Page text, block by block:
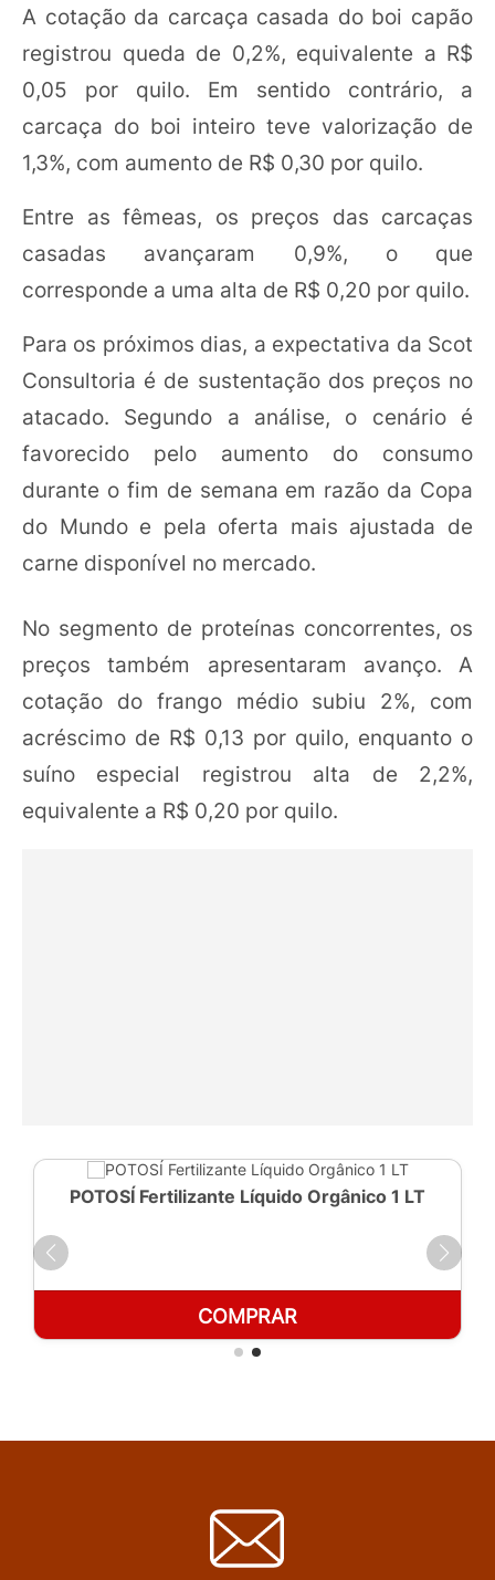
A cotação da carcaça casada do boi capão
registrou queda de 0,2%, equivalente a R$
0,05 por quilo. Em sentido contrário, a
carcaça do boi inteiro teve valorização de
1,3%, com aumento de R$ 0,30 por quilo.
Entre as fêmeas, os preços das carcaças
casadas avançaram 0,9%, o que
corresponde a uma alta de R$ 0,20 por quilo.
Para os próximos dias, a expectativa da Scot
Consultoria é de sustentação dos preços no
atacado. Segundo a análise, o cenário é
favorecido pelo aumento do consumo
durante o fim de semana em razão da Copa
do Mundo e pela oferta mais ajustada de
carne disponível no mercado.
No segmento de proteínas concorrentes, os
preços também apresentaram avanço. A
cotação do frango médio subiu 2%, com
acréscimo de R$ 0,13 por quilo, enquanto o
suíno especial registrou alta de 2,2%,
equivalente a R$ 0,20 por quilo.
POTOSÍ Fertilizante Líquido Orgânico 1 LT
COMPRAR